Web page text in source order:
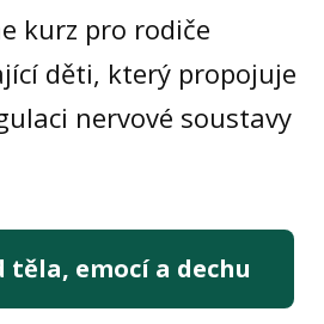
kurz pro rodiče
děti, který propojuje
nervové soustavy
těla, emocí a dechu